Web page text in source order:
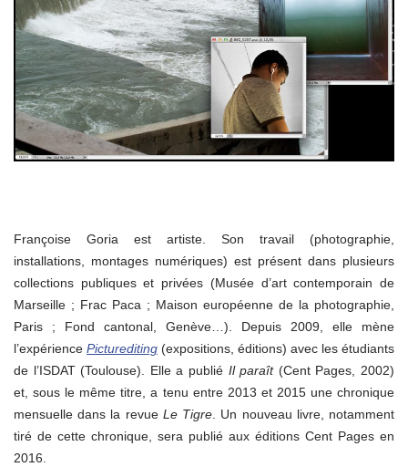
Françoise Goria est artiste. Son travail (photographie,
installations, montages numériques) est présent dans plusieurs
collections publiques et privées (Musée d’art contemporain de
Marseille ; Frac Paca ; Maison européenne de la photographie,
Paris ; Fond cantonal, Genève…). Depuis 2009, elle mène
l’expérience Picturediting (expositions, éditions) avec les étudiants
de l’ISDAT (Toulouse). Elle a publié Il paraît(Cent Pages, 2002)
et, sous le même titre, a tenu entre 2013 et 2015 une chronique
mensuelle dans la revue Le Tigre. Un nouveau livre, notamment
tiré de cette chronique, sera publié aux éditions Cent Pages en
2016.